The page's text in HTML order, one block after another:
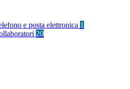
e posta elettronica 1
20